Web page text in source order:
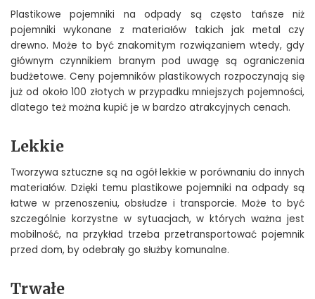
Plastikowe pojemniki na odpady są często tańsze niż
pojemniki wykonane z materiałów takich jak metal czy
drewno. Może to być znakomitym rozwiązaniem wtedy, gdy
głównym czynnikiem branym pod uwagę są ograniczenia
budżetowe. Ceny pojemników plastikowych rozpoczynają się
już od około 100 złotych w przypadku mniejszych pojemności,
dlatego też można kupić je w bardzo atrakcyjnych cenach.
Lekkie
Tworzywa sztuczne są na ogół lekkie w porównaniu do innych
materiałów. Dzięki temu plastikowe pojemniki na odpady są
łatwe w przenoszeniu, obsłudze i transporcie. Może to być
szczególnie korzystne w sytuacjach, w których ważna jest
mobilność, na przykład trzeba przetransportować pojemnik
przed dom, by odebrały go służby komunalne.
Trwałe